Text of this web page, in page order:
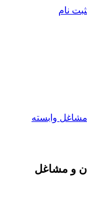
ثبت نام
و مشاغل